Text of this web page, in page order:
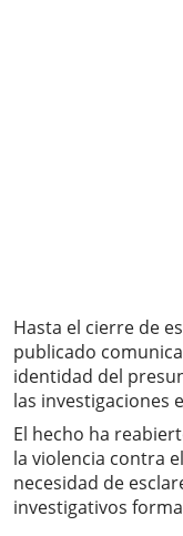
Hasta el cierre de
publicado
identidad del
las investigaciones
El hecho ha
la violencia contra
necesidad de
investigativos